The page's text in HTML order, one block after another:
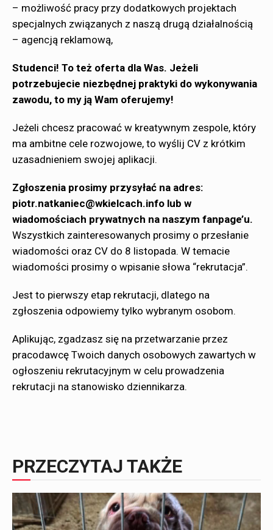
– możliwość pracy przy dodatkowych projektach
specjalnych związanych z naszą drugą działalnością
– agencją reklamową,
Studenci! To też oferta dla Was. Jeżeli
potrzebujecie niezbędnej praktyki do wykonywania
zawodu, to my ją Wam oferujemy!
Jeżeli chcesz pracować w kreatywnym zespole, który
ma ambitne cele rozwojowe, to wyślij CV z krótkim
uzasadnieniem swojej aplikacji.
Zgłoszenia prosimy przysyłać na adres:
piotr.natkaniec@wkielcach.info lub w
wiadomościach prywatnych na naszym fanpage’u.
Wszystkich zainteresowanych prosimy o przesłanie
wiadomości oraz CV do 8 listopada. W temacie
wiadomości prosimy o wpisanie słowa “rekrutacja”.
Jest to pierwszy etap rekrutacji, dlatego na
zgłoszenia odpowiemy tylko wybranym osobom.
Aplikując, zgadzasz się na przetwarzanie przez
pracodawcę Twoich danych osobowych zawartych w
ogłoszeniu rekrutacyjnym w celu prowadzenia
rekrutacji na stanowisko dziennikarza.
PRZECZYTAJ TAKŻE